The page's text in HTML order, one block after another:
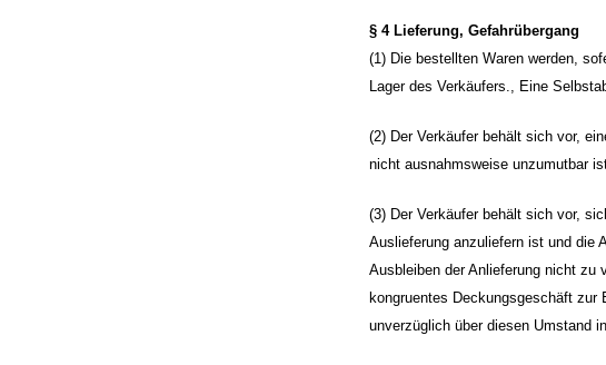
§ 4 Lieferung, Gefahrübergang
(1) Die bestellten Waren werden,
Lager des Verkäufers., Eine
(2) Der Verkäufer behält sich vor,
nicht ausnahmsweise unzumutbar
(3) Der Verkäufer behält sich vor,
Auslieferung anzuliefern ist und die
Ausbleiben der Anlieferung nicht zu
kongruentes Deckungsgeschäft zur
unverzüglich über diesen Umstand